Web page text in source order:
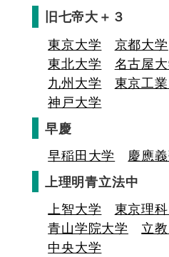
旧七帝大＋３
東京大学
京都大学
東北大学
名古屋
九州大学
東京工
神戸大学
早慶
早稲田大学
慶應
上理明青立法中
上智大学
東京理
青山学院大学
立
中央大学